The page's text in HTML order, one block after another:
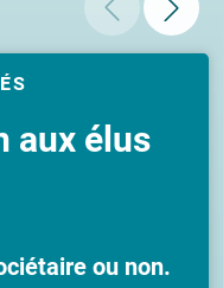
aux élus
ou non.